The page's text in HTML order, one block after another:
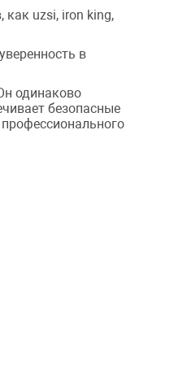
как uzsi, iron king,
в
одинаково
безопасные